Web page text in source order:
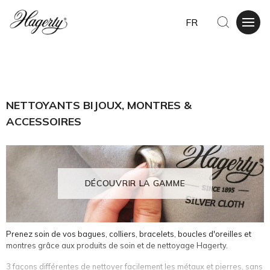
FR
NETTOYANTS BIJOUX, MONTRES &
ACCESSOIRES
DÉCOUVRIR LA GAMME
Prenez soin de vos bagues, colliers, bracelets, boucles d'oreilles et
montres grâce aux produits de soin et de nettoyage Hagerty.
3 façons différentes de nettoyer facilement les métaux et pierres, sans